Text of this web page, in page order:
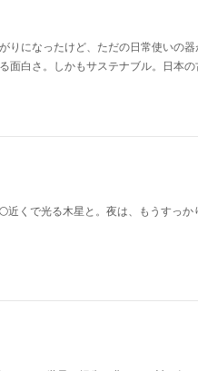
りになったけど、ただの日常使いの
面白さ。しかもサステナブル。日本の
くで光る木星と。夜は、もうすっか